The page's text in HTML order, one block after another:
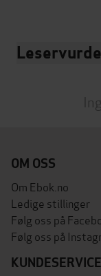
OM OSS
Om Ebok.no
Ledige stillinger
Følg oss på
Følg oss på
KUNDESERVICE